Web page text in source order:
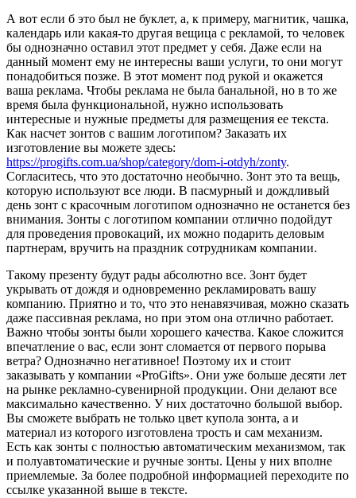
А вот если б это был не буклет, а, к примеру, магнитик, чашка,
календарь или какая-то другая вещица с рекламой, то человек
бы однозначно оставил этот предмет у себя. Даже если на
данный момент ему не интересны ваши услуги, то они могут
понадобиться позже. В этот момент под рукой и окажется
ваша реклама. Чтобы реклама не была банальной, но в то же
время была функциональной, нужно использовать
интересные и нужные предметы для размещения ее текста.
Как насчет зонтов с вашим логотипом? Заказать их
изготовление вы можете здесь:
https://progifts.com.ua/shop/category/dom-i-otdyh/zonty.
Согласитесь, что это достаточно необычно. Зонт это та вещь,
которую используют все люди. В пасмурный и дождливый
день зонт с красочным логотипом однозначно не останется без
внимания. Зонты с логотипом компании отлично подойдут
для проведения провокаций, их можно подарить деловым
партнерам, вручить на праздник сотрудникам компании.
Такому презенту будут рады абсолютно все. Зонт будет
укрывать от дождя и одновременно рекламировать вашу
компанию. Приятно и то, что это ненавязчивая, можно сказать
даже пассивная реклама, но при этом она отлично работает.
Важно чтобы зонты были хорошего качества. Какое сложится
впечатление о вас, если зонт сломается от первого порыва
ветра? Однозначно негативное! Поэтому их и стоит
заказывать у компании «ProGifts». Они уже больше десяти лет
на рынке рекламно-сувенирной продукции. Они делают все
максимально качественно. У них достаточно большой выбор.
Вы сможете выбрать не только цвет купола зонта, а и
материал из которого изготовлена трость и сам механизм.
Есть как зонты с полностью автоматическим механизмом, так
и полуавтоматические и ручные зонты. Цены у них вполне
приемлемые. За более подробной информацией переходите по
ссылке указанной выше в тексте.